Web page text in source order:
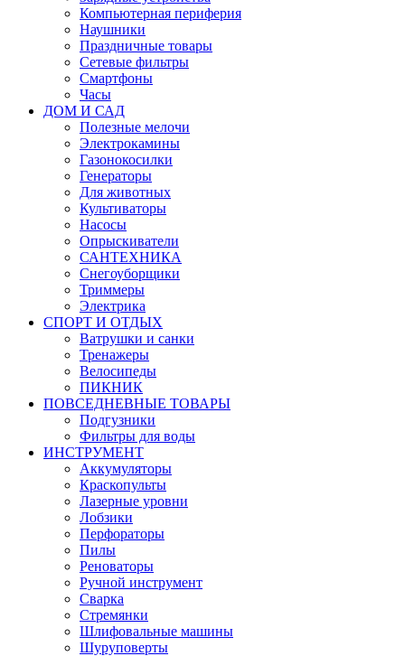
Компьютерная периферия
Наушники
Праздничные товары
Сетевые фильтры
Смартфоны
Часы
ДОМ И САД
Полезные мелочи
Электрокамины
Газонокосилки
Генераторы
Для животных
Культиваторы
Насосы
Опрыскиватели
САНТЕХНИКА
Снегоуборщики
Триммеры
Электрика
СПОРТ И ОТДЫХ
Ватрушки и санки
Тренажеры
Велосипеды
ПИКНИК
ПОВСЕДНЕВНЫЕ ТОВАРЫ
Подгузники
Фильтры для воды
ИНСТРУМЕНТ
Аккумуляторы
Краскопульты
Лазерные уровни
Лобзики
Перфораторы
Пилы
Реноваторы
Ручной инструмент
Сварка
Стремянки
Шлифовальные машины
Шуруповерты